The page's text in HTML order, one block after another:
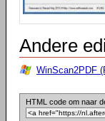
Andere
WinScan2PDF
HTML code om naar